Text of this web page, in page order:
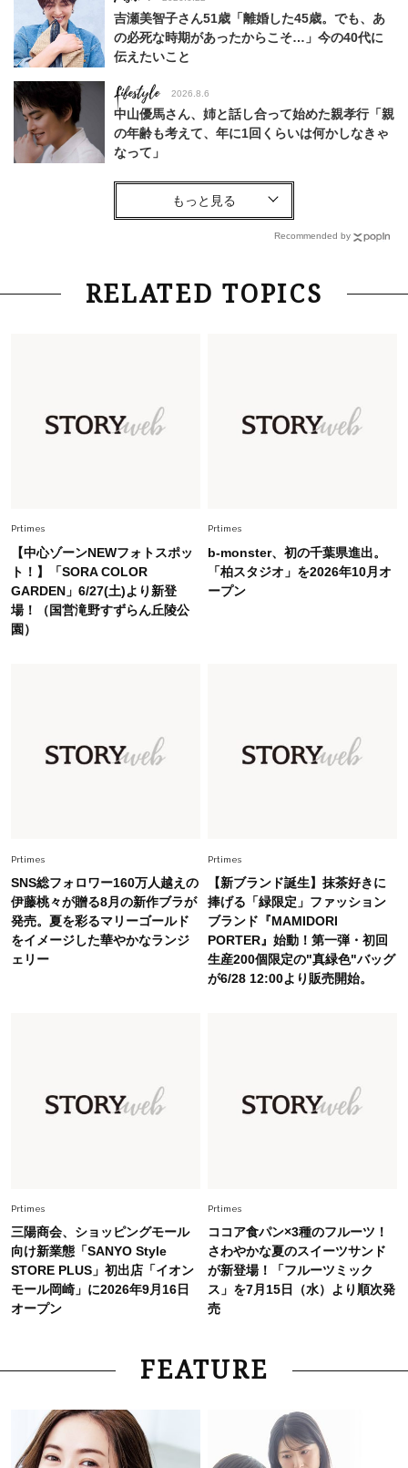
吉瀬美智子さん51歳「離婚した45歳。でも、あ
の必死な時期があったからこそ…」今の40代に
伝えたいこと
Lifestyle 2026.8.6
中山優馬さん、姉と話し合って始めた親孝行「親
の年齢も考えて、年に1回くらいは何かしなきゃ
なって」
Lifestyle
「お若いですね」は褒め言葉？“若い＝美しい”と
Lifestyle 2026.8.6
26年夏の【開運アクション】は”ひと拭き”習
を育み中「理想の暮らしよりも今の心地よさを選
んだ」
Fashion
白黒でもこんなに華やぐ！40代、夏の「甘めト
ップス×パンツ」コーデ〈3選〉
Fashion 2026.6.26
今、40代の「メガネ＆サングラス」のトレンド
に更新あり！“黒ぶち以外”が新定番に
Fashion
オシャレ40代の【ワンピ＆オールインワン】最
やぐ【甘め黒アイテム】3選
Recommended by
RELATED TOPICS
Prtimes
【中心ゾーンNEWフォトスポッ
ト！】「SORA COLOR
GARDEN」6/27(土)より新登
場！（国営滝野すずらん丘陵公
園）
Prtimes
b-monster、初の千葉県進出。
「柏スタジオ」を2026年10月オ
ープン
Prtimes
SNS総フォロワー160万人越えの
伊藤桃々が贈る8月の新作ブラが
発売。夏を彩るマリーゴールド
をイメージした華やかなランジ
ェリー
Prtimes
【新ブランド誕生】抹茶好きに
捧げる「緑限定」ファッション
ブランド『MAMIDORI
PORTER』始動！第一弾・初回
生産200個限定の"真緑色"バッグ
が6/28 12:00より販売開始。
Prtimes
三陽商会、ショッピングモール
向け新業態「SANYO Style
STORE PLUS」初出店「イオン
モール岡崎」に2026年9月16日
オープン
Prtimes
ココア食パン×3種のフルーツ！
さわやかな夏のスイーツサンド
が新登場！「フルーツミック
ス」を7月15日（水）より順次発
売
FEATURE